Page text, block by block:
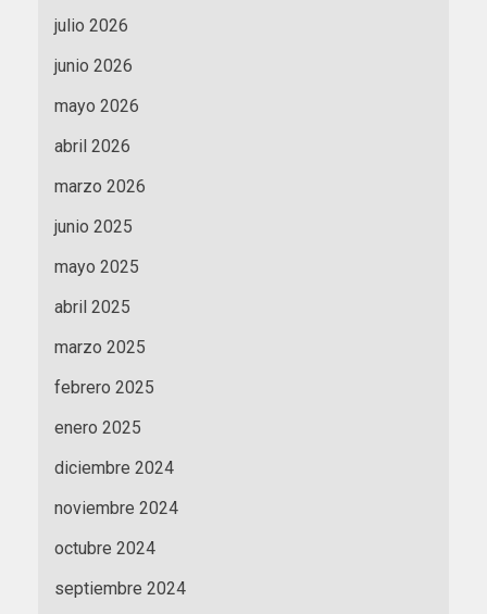
julio 2026
junio 2026
mayo 2026
abril 2026
marzo 2026
junio 2025
mayo 2025
abril 2025
marzo 2025
febrero 2025
enero 2025
diciembre 2024
noviembre 2024
octubre 2024
septiembre 2024